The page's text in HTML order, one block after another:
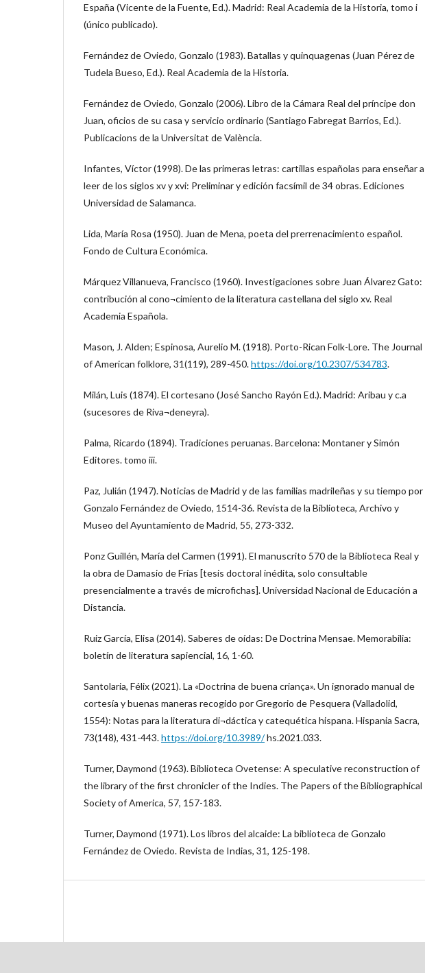
España (Vicente de la Fuente, Ed.). Madrid: Real Academia de la Historia, tomo i
(único publicado).
Fernández de Oviedo, Gonzalo (1983). Batallas y quinquagenas (Juan Pérez de
Tudela Bueso, Ed.). Real Academia de la Historia.
Fernández de Oviedo, Gonzalo (2006). Libro de la Cámara Real del príncipe don
Juan, oficios de su casa y servicio ordinario (Santiago Fabregat Barrios, Ed.).
Publicacions de la Universitat de València.
Infantes, Víctor (1998). De las primeras letras: cartillas españolas para enseñar a
leer de los siglos xv y xvi: Preliminar y edición facsímil de 34 obras. Ediciones
Universidad de Salamanca.
Lida, María Rosa (1950). Juan de Mena, poeta del prerrenacimiento español.
Fondo de Cultura Económica.
Márquez Villanueva, Francisco (1960). Investigaciones sobre Juan Álvarez Gato:
contribución al cono¬cimiento de la literatura castellana del siglo xv. Real
Academia Española.
Mason, J. Alden; Espinosa, Aurelio M. (1918). Porto-Rican Folk-Lore. The Journal
of American folklore, 31(119), 289-450.https://doi.org/10.2307/534783.
Milán, Luis (1874). El cortesano (José Sancho Rayón Ed.). Madrid: Aribau y c.a
(sucesores de Riva¬deneyra).
Palma, Ricardo (1894). Tradiciones peruanas. Barcelona: Montaner y Simón
Editores. tomo iii.
Paz, Julián (1947). Noticias de Madrid y de las familias madrileñas y su tiempo por
Gonzalo Fernández de Oviedo, 1514-36. Revista de la Biblioteca, Archivo y
Museo del Ayuntamiento de Madrid, 55, 273-332.
Ponz Guillén, María del Carmen (1991). El manuscrito 570 de la Biblioteca Real y
la obra de Damasio de Frías [tesis doctoral inédita, solo consultable
presencialmente a través de microfichas]. Universidad Nacional de Educación a
Distancia.
Ruiz García, Elisa (2014). Saberes de oídas: De Doctrina Mensae. Memorabilia:
boletín de literatura sapiencial, 16, 1-60.
Santolaria, Félix (2021). La «Doctrina de buena criança». Un ignorado manual de
cortesía y buenas maneras recogido por Gregorio de Pesquera (Valladolid,
1554): Notas para la literatura di¬dáctica y catequética hispana. Hispania Sacra,
73(148), 431-443.https://doi.org/10.3989/hs.2021.033.
Turner, Daymond (1963). Biblioteca Ovetense: A speculative reconstruction of
the library of the first chronicler of the Indies. The Papers of the Bibliographical
Society of America, 57, 157-183.
Turner, Daymond (1971). Los libros del alcaide: La biblioteca de Gonzalo
Fernández de Oviedo. Revista de Indias, 31, 125-198.